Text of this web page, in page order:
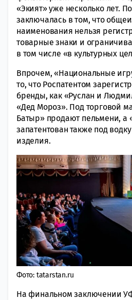
«Экият» уже несколько лет.
заключалась в том, что
наименования нельзя
товарные знаки и
в том числе «в культурных
Впрочем, «Национальные
то, что Роспатентом
бренды, как «Руслан и
«Дед Мороз». Под торговой
Батыр» продают пельмени, а
запатентован также под
изделия.
Фото: tatarstan.ru
На финальном заключении